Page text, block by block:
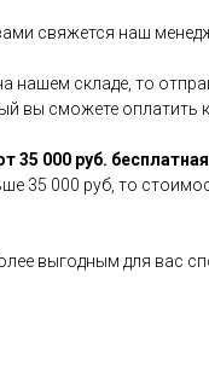
свяжется наш
нашем складе, то
вы сможете
35 000 руб.
35 000 руб, то
выгодным для вас